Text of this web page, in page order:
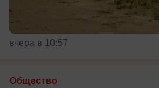
вчера в 10:57
Общество